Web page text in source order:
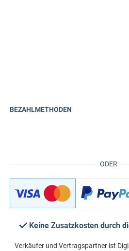
ODER
BEZAHLMETHODEN
Keine Zusatzkosten durch
Verkäufer und Vertragspartner ist